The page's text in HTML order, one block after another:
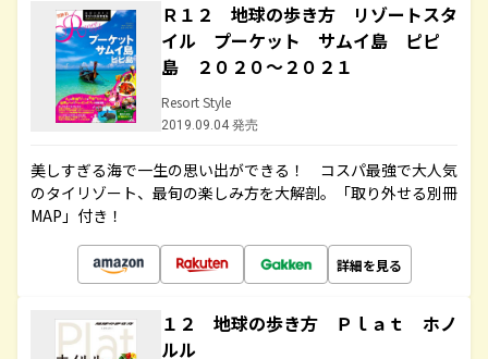
Ｒ１２ 地球の歩き方 リゾートスタ
イル プーケット サムイ島 ピピ
島 ２０２０～２０２１
Resort Style
2019.09.04 発売
美しすぎる海で一生の思い出ができる！ コスパ最強で大人気
のタイリゾート、最旬の楽しみ方を大解剖。「取り外せる別冊
MAP」付き！
詳細を見る
１２ 地球の歩き方 Ｐｌａｔ ホノ
ルル